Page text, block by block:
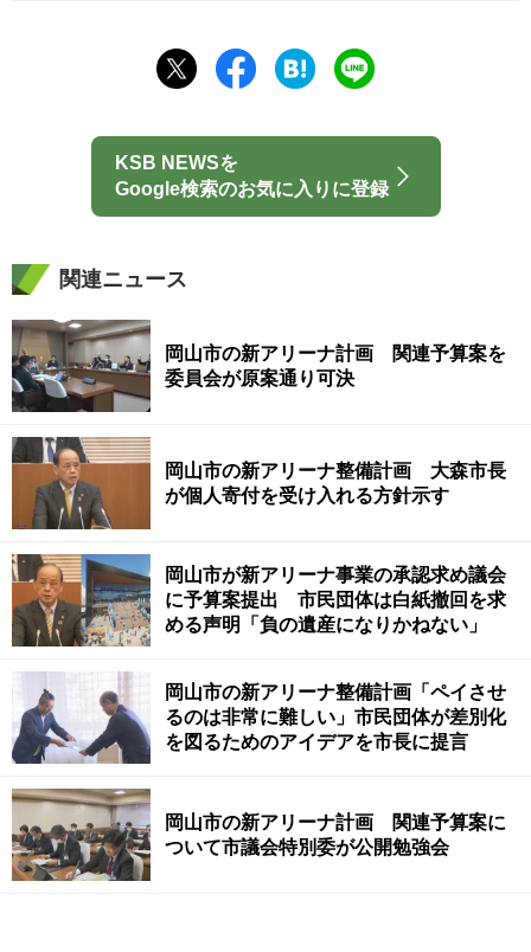
KSB NEWSを
Google検索のお気に入りに登録
関連ニュース
岡山市の新アリーナ計画 関連予算案を
委員会が原案通り可決
岡山市の新アリーナ整備計画 大森市長
が個人寄付を受け入れる方針示す
岡山市が新アリーナ事業の承認求め議会
に予算案提出 市民団体は白紙撤回を求
める声明「負の遺産になりかねない」
岡山市の新アリーナ整備計画「ペイさせ
るのは非常に難しい」市民団体が差別化
を図るためのアイデアを市長に提言
岡山市の新アリーナ計画 関連予算案に
ついて市議会特別委が公開勉強会